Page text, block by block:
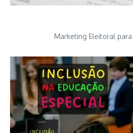
Marketing Eleitoral